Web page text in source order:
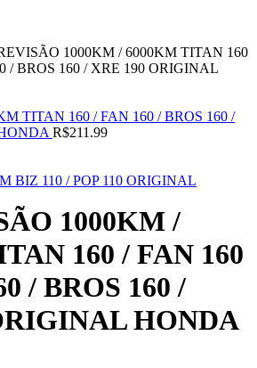
1000KM / 6000KM TITAN 160
/ BROS 160 / XRE 190 ORIGINAL
TITAN 160 / FAN 160 / BROS 160 /
R$211.99
BIZ 110 / POP 110 ORIGINAL
1000KM /
160 / FAN 160
/ BROS 160 /
HONDA